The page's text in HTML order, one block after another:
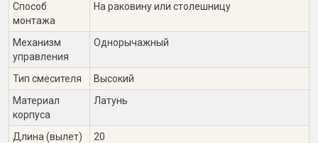
Способ
монтажа
На раковину или столешницу
Механизм
управления
Однорычажный
Тип смесителя
Высокий
Материал
корпуса
Латунь
Длина (вылет)
20